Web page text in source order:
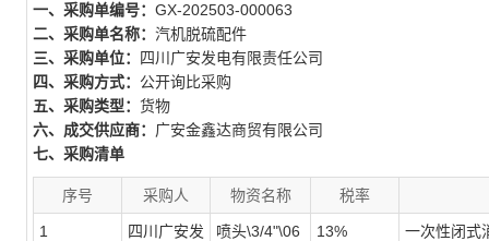
一、采购单编号： GX-202503-000063
二、采购单名称： 汽机脱硫配件
三、采购单位：
四川广安发电有限责任公司
四、采购方式： 公开询比采购
五、采购类型： 货物
六、成交供应商： 广安金鑫达商贸有限公司
七、采购清单
序号 采购人 物资名称 税率
1
四川广安发
喷头\3/4"\06
13%
一次性闭式